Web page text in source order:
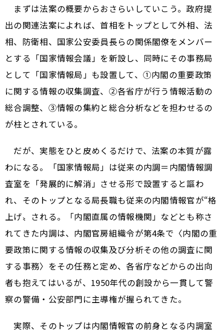
まずは法案の概要からおさらいしていこう。政府提
出の関連法案によれば、首相をトップとして外相、法
相、防衛相、国家公安委員長らの関係閣僚をメンバー
とする「国家情報会議」を新設し、同時にその事務局
として「国家情報局」も設置して、①内閣の重要政策
に関する情報の収集調査、②各省庁が行う情報活動の
総合調整、③情報の集約と総合分析――などを担わせるの
が柱とされている。
だが、実態をひと皮めくるだけで、法案の本質が露
わになる。「国家情報局」は従来の内調＝内閣情報調
査室を「発展的に解消」させる形で設置すると謳わ
れ、そのトップとなる局長職も従来の内閣情報官が“格
上げ〟される。「内閣直属の情報機関」などとも称さ
れてきた内調は、内閣官房組織令が第4条で〈内閣の重
要政策に関する情報の収集及び分析その他の調査に関
する事務〉をその任務と定め、各省庁などからの出向
者も抱えてはいるが、1950年代の創設から一貫して警
察の警備・公安部門に主導権が握られてきた。
実際、そのトップは内閣情報官の前身となる内調室